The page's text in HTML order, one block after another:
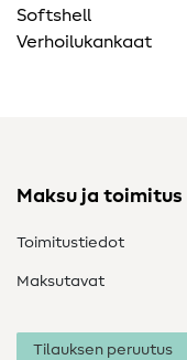
Softshell
Verhoilukankaat
Maksu ja toimitus
Toimitustiedot
Maksutavat
Tilauksen peruutus